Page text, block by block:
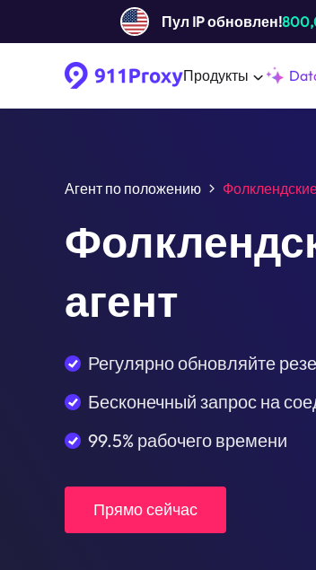
Пул IP обновлен!
Продукты
Агент по положению
агент
Регулярно обновляйте
Бесконечный запрос на
99.5% рабочего времени
Прямо сейчас